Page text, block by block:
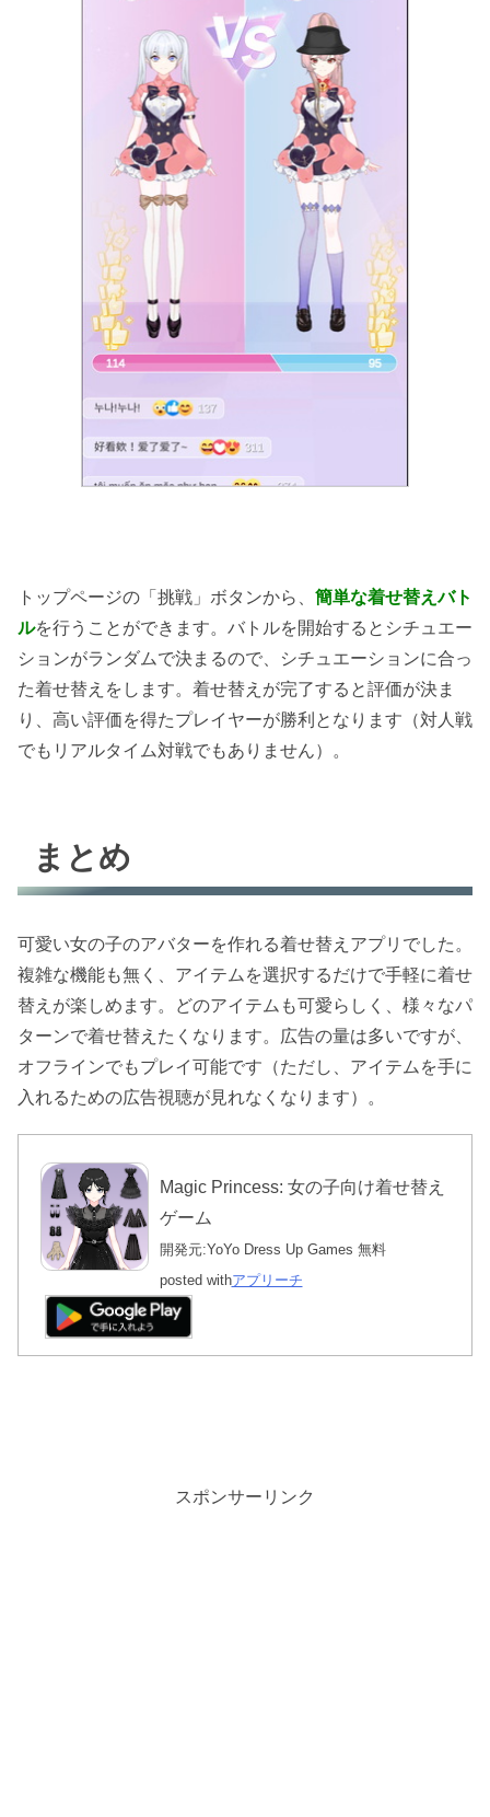
トップページの「挑戦」ボタンから、 簡単な着せ替えバト
ルを行うことができます。バトルを開始するとシチュエー
ションがランダムで決まるので、シチュエーションに合っ
た着せ替えをします。着せ替えが完了すると評価が決ま
り、高い評価を得たプレイヤーが勝利となります（対人戦
でもリアルタイム対戦でもありません）。
まとめ
可愛い女の子のアバターを作れる着せ替えアプリでした。
複雑な機能も無く、アイテムを選択するだけで手軽に着せ
替えが楽しめます。どのアイテムも可愛らしく、様々なパ
ターンで着せ替えたくなります。広告の量は多いですが、
オフラインでもプレイ可能です（ただし、アイテムを手に
入れるための広告視聴が見れなくなります）。
Magic Princess: 女の子向け着せ替え
ゲーム
開発元:YoYo Dress Up Games 無料
posted withアプリーチ
スポンサーリンク